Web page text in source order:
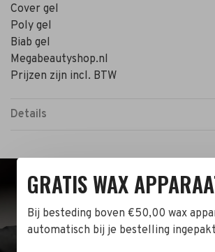
Cover gel
Poly gel
Biab gel
Megabeautyshop.nl
Prijzen zijn incl. BTW
Details
BEZOEK DE
Naast de online shop hebben wij
GRATIS WAX
Bij besteding boven €50,00 wax
automatisch bij je bestelling